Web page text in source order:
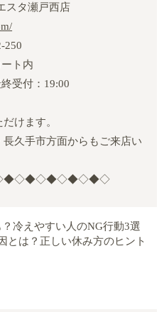
スタ瀬戸西店
ト内
受付：19:00
けます。
久手市方面からもご来店い
冷えやすい人のNG行動3選
とは？正しい休み方のヒント